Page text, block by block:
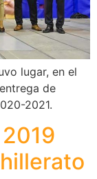
lugar, en el
de
2021.